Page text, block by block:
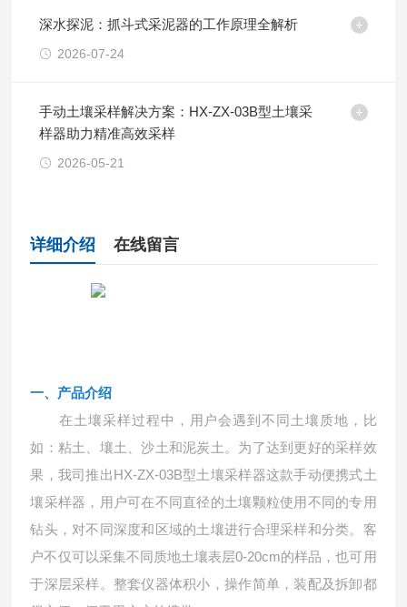
深水探泥：抓斗式采泥器的工作原理全解析
2026-07-24
手动土壤采样解决方案：HX-ZX-03B型土壤采
样器助力精准高效采样
2026-05-21
详细介绍 在线留言
一、 产品介绍
在土壤采样过程中，用户会遇到不同土壤质地，比
如：粘土、壤土、沙土和泥炭土。为了达到更好的采样效
果，我司推出HX-ZX-03B型土壤采样器这款手动便携式土
壤采样器，用户可在不同直径的土壤颗粒使用不同的专用
钻头，对不同深度和区域的土壤进行合理采样和分类。客
户不仅可以采集不同质地土壤表层0-20cm的样品，也可用
于深层采样。整套仪器体积小，操作简单，装配及拆卸都